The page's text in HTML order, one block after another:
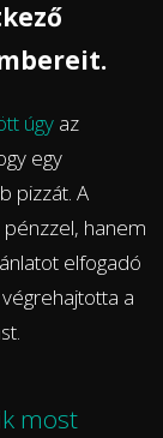
úgy az
egy
pizzát. A
hanem
elfogadó
a
most